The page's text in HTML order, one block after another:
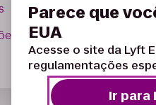
bancárias e fiscais
Parece que
EUA
Acesse o site da Lyft
regulamentações
Ir para